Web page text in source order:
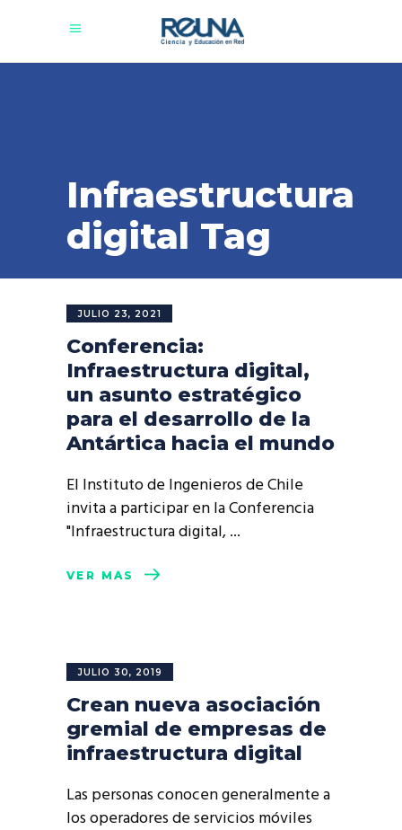
Infraestructura
digital Tag
JULIO 23, 2021
Conferencia:
Infraestructura digital,
un asunto estratégico
para el desarrollo de la
Antártica hacia el mundo
El Instituto de Ingenieros de Chile
invita a participar en la Conferencia
"Infraestructura digital,
VER MÁS
JULIO 30, 2019
Crean nueva asociación
gremial de empresas de
infraestructura digital
Las personas conocen generalmente a
los operadores de servicios móviles